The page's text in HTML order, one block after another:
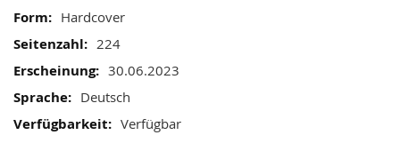
Hardcover
224
30.06.2023
Deutsch
Verfügbar